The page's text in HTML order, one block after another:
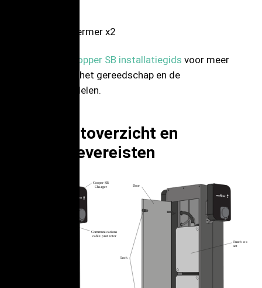
Kabelbeschermer x2
Copper SB installatiegids voor meer
informatie over het gereedschap en de
montageonderdelen.
5. Productoverzicht en
installatievereisten
Lock
Door
Fuseb ox
set
Cooper SB
Charger
Communi cations
cable protector